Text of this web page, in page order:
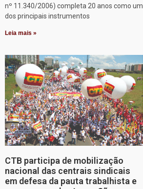
nº 11.340/2006) completa 20 anos como um
dos principais instrumentos
Leia mais »
CTB participa de mobilização
nacional das centrais sindicais
em defesa da pauta trabalhista e